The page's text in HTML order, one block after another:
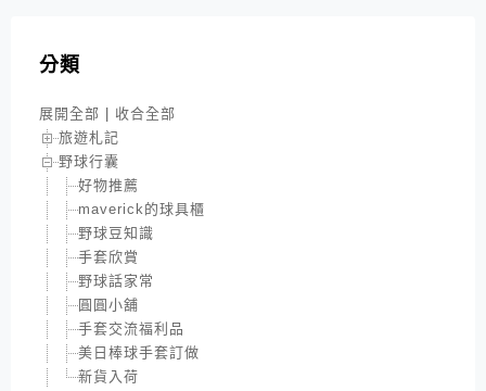
分類
展開全部
收合全部
旅遊札記
野球行囊
好物推薦
maverick的球具櫃
野球豆知識
手套欣賞
野球話家常
圓圓小舖
手套交流福利品
美日棒球手套訂做
新貨入荷